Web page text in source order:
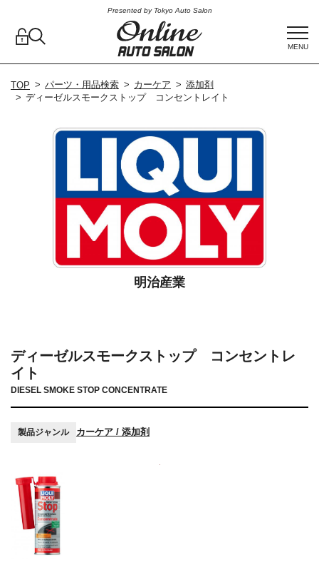
Presented by Tokyo Auto Salon
MENU
TOP パーツ・用品検索 カーケア
添加剤
ディーゼルスモークストップ コンセントレイト
ディーゼルスモークストップ コンセントレ
イト
DIESEL SMOKE STOP CONCENTRATE
製品ジャンル カーケア / 添加剤
明治産業